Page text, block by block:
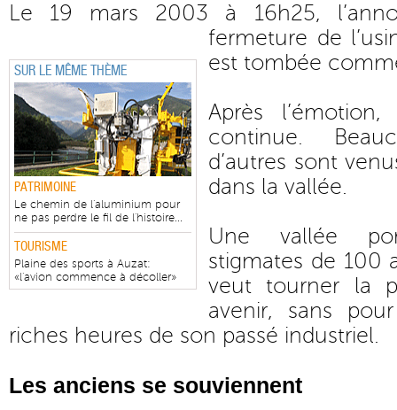
SUR LE MÊME THÈME
PATRIMOINE
Le chemin de l'aluminium pour
ne pas perdre le fil de l'histoire...
TOURISME
Plaine des sports à Auzat:
«l'avion commence à décoller»
Le 19 mars 2003 à 16h25,
fermeture de
est tombée
Après
continue.
d’autres sont
dans la vallée.
Une vallée
stigmates de 100
veut tourner la
avenir, sans
riches heures de son passé industriel.
Les anciens se souviennent